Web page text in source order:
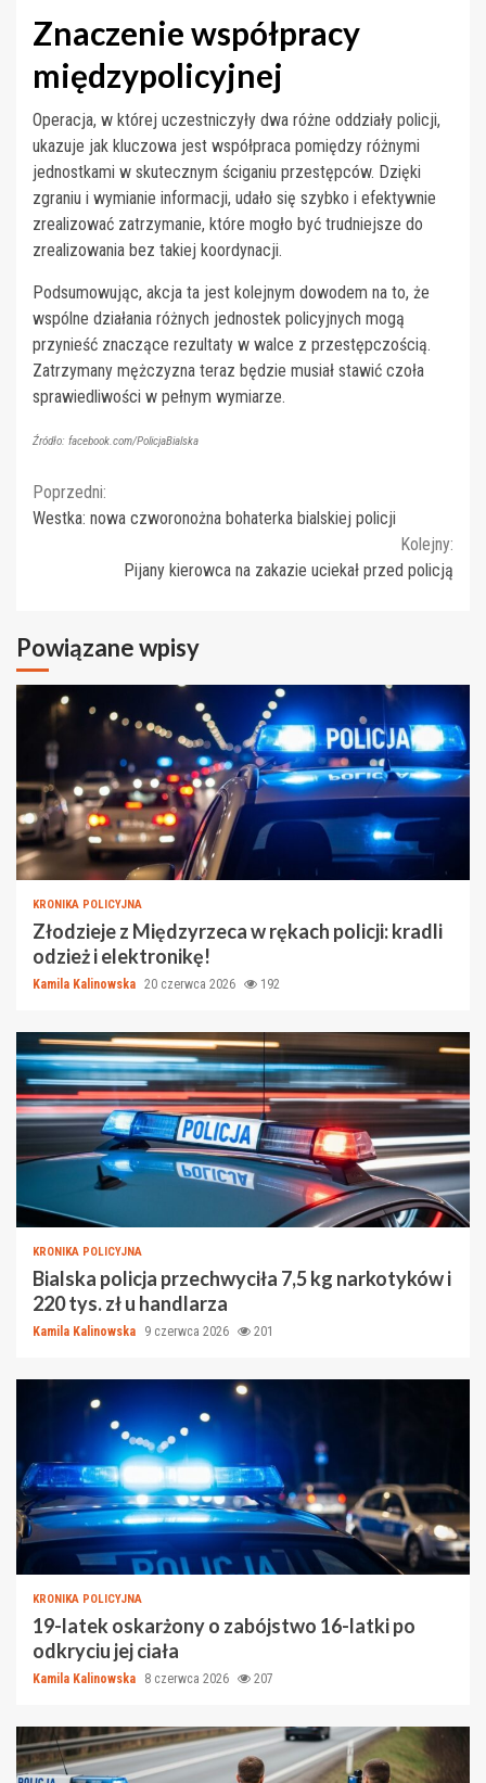
Znaczenie współpracy
międzypolicyjnej
Operacja, w której uczestniczyły dwa różne oddziały policji,
ukazuje jak kluczowa jest współpraca pomiędzy różnymi
jednostkami w skutecznym ściganiu przestępców. Dzięki
zgraniu i wymianie informacji, udało się szybko i efektywnie
zrealizować zatrzymanie, które mogło być trudniejsze do
zrealizowania bez takiej koordynacji.
Podsumowując, akcja ta jest kolejnym dowodem na to, że
wspólne działania różnych jednostek policyjnych mogą
przynieść znaczące rezultaty w walce z przestępczością.
Zatrzymany mężczyzna teraz będzie musiał stawić czoła
sprawiedliwości w pełnym wymiarze.
Źródło: facebook.com/PolicjaBialska
Continue
Poprzedni:
Westka: nowa czworonożna bohaterka bialskiej policji
Kolejny:
Pijany kierowca na zakazie uciekał przed policją
Powiązane wpisy
KRONIKA POLICYJNA
Złodzieje z Międzyrzeca w rękach policji: kradli
odzież i elektronikę!
Kamila Kalinowska 20 czerwca 2026 192
KRONIKA POLICYJNA
Bialska policja przechwyciła 7,5 kg narkotyków i
220 tys. zł u handlarza
Kamila Kalinowska 9 czerwca 2026 201
KRONIKA POLICYJNA
19-latek oskarżony o zabójstwo 16-latki po
odkryciu jej ciała
Kamila Kalinowska 8 czerwca 2026 207